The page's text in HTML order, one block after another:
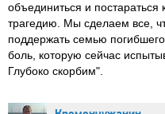
объединиться и постараться
трагедию. Мы сделаем все,
поддержать семью
боль, которую сейчас
Глубоко скорбим".